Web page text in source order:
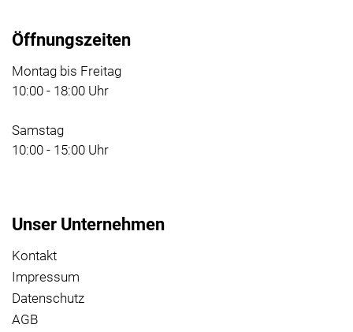
Öffnungszeiten
Montag bis Freitag
10:00 - 18:00 Uhr
Samstag
10:00 - 15:00 Uhr
Unser Unternehmen
Kontakt
Impressum
Datenschutz
AGB